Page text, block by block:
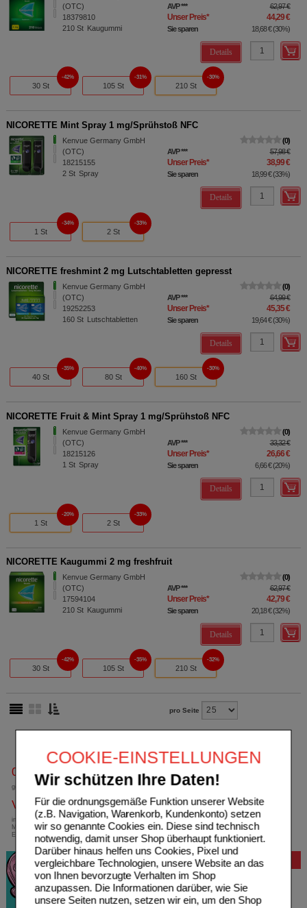
COOKIE-EINSTELLUNGEN
Wir schützen Ihre Daten!
Für die ordnungsgemäße Funktion unserer Website
(z.B. Navigation, Warenkorb, Kundenkonto) setzen
wir so genannte Cookies ein. Diese sind technisch
notwendig, damit unser Shop überhaupt funktioniert.
Darüber hinaus helfen uns Cookies, Pixel und
vergleichbare Technologien, unsere Website an das
von Ihnen bevorzugte Verhalten im Shop
anzupassen. Die Informationen darüber, wie Sie
unsere Seiten nutzen, setzen wir ein, um den Shop
(OTC)
18379810
210 St Kaugummi
AVP*** 62,97 €
Unser Preis* 44,29 €
Sie sparen 18,68 €(30%)
Details
30 St
42%
105 St
31%
210 St
30%
NICORETTE Mint Spray 1 mg/Sprühstoß NFC
Kenvue Germany GmbH
(OTC)
18215155
2 St Spray
0
AVP*** 57,98 €
Unser Preis* 38,99 €
Sie sparen 18,99 €(33%)
Details
1 St
34%
2 St
33%
NICORETTE freshmint 2 mg Lutschtabletten gepresst
Kenvue Germany GmbH
(OTC)
19252253
160 St Lutschtabletten
0
AVP*** 64,99 €
Unser Preis* 45,35 €
Sie sparen 19,64 €(30%)
Details
40 St
35%
80 St
40%
160 St
30%
NICORETTE Fruit & Mint Spray 1 mg/Sprühstoß NFC
Kenvue Germany GmbH
(OTC)
18215126
1 St Spray
0
AVP*** 33,32 €
Unser Preis* 26,66 €
Sie sparen 6,66 €(20%)
Details
1 St
20%
2 St
33%
NICORETTE Kaugummi 2 mg freshfruit
Kenvue Germany GmbH
(OTC)
17594104
210 St Kaugummi
0
AVP*** 62,97 €
Unser Preis* 42,79 €
Sie sparen 20,18 €(32%)
Details
30 St
42%
105 St
35%
210 St
32%
pro Seite
0800-10 11 422
gebührenfreie Rufnummer
Versandkostenfrei
innerhalb Deutschlands bei einem
Mindestbestellwert von 13,99 Euro oder bei
Einsendung eines Kassenrezeptes
Bewertung